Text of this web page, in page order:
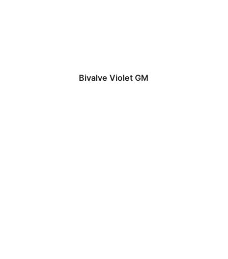
Bivalve Violet GM